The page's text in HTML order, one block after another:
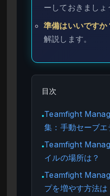
ーしておきましょ
準備はいいですか
解説します。
目次
●Teamfight
集：手動セーブ
●Teamfight
イルの場所は？
●Teamfight
プを増やす方法は